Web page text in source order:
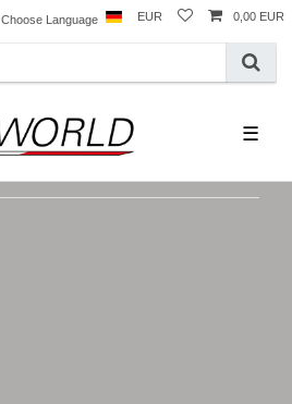
Choose Language EUR 0,00 EUR
☰